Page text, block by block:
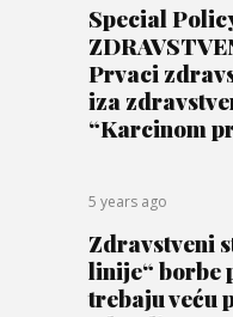
Special
Prvaci
iza
“Karcinom
5 years ago
Zdravstveni
linije“ borbe
trebaju veću